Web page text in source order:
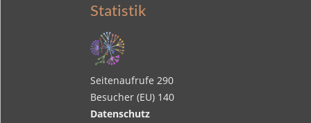
Statistik
Seitenaufrufe 290
Besucher (EU) 140
Datenschutz